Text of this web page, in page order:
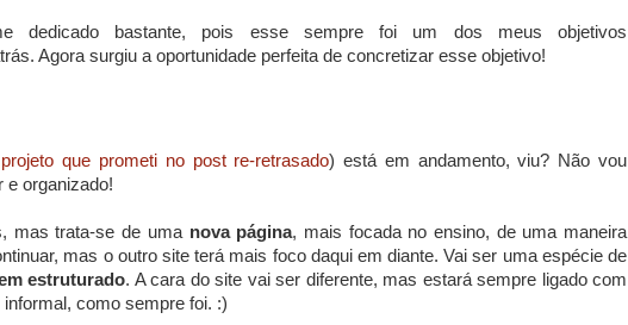
dedicado bastante, pois esse sempre foi um dos meus objetivos
Agora surgiu a oportunidade perfeita de concretizar esse objetivo!
que prometi no post re-retrasado) está em andamento, viu? Não vou
e organizado!
mas trata-se de uma nova página, mais focada no ensino, de uma maneira
mas o outro site terá mais foco daqui em diante. Vai ser uma espécie de
estruturado. A cara do site vai ser diferente, mas estará sempre ligado com
como sempre foi. :)